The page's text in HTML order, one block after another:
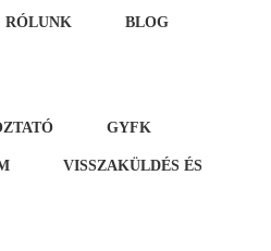
RÓLUNK BLOG
GYFK
VISSZAKÜLDÉS ÉS